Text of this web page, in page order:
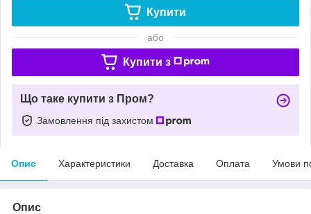
Купити
або
Купити з
Що таке купити з Пром?
Замовлення під захистом
Опис Характеристики Доставка Оплата Умови
Опис